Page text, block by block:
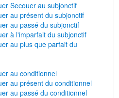
Secouer au subjonctif
au présent du subjonctif
au passé du subjonctif
à l'imparfait du subjonctif
au plus que parfait du
au conditionnel
au présent du conditionnel
au passé du conditionnel